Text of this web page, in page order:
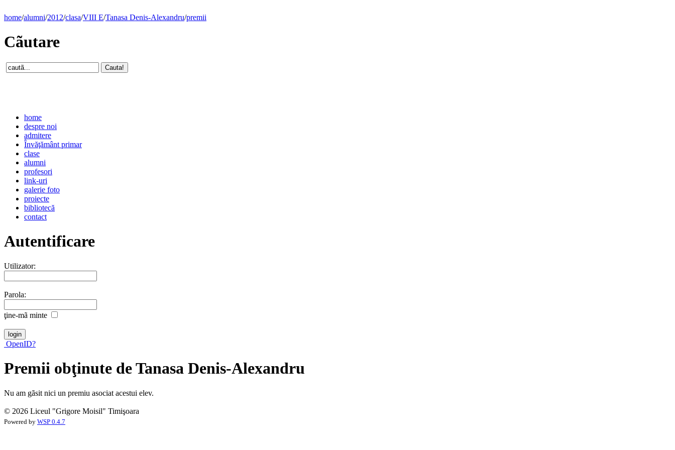
home/alumni/2012/clasa/VIII E/Tanasa Denis-Alexandru/premii
Cãutare
home
despre noi
admitere
Învăţământ primar
clase
alumni
profesori
link-uri
galerie foto
proiecte
bibliotecă
contact
Autentificare
Utilizator:
Parola:
ţine-mã minte
OpenID?
Premii obţinute de Tanasa Denis-Alexandru
Nu am gãsit nici un premiu asociat acestui elev.
© 2026 Liceul "Grigore Moisil" Timişoara
Powered by WSP 0.4.7